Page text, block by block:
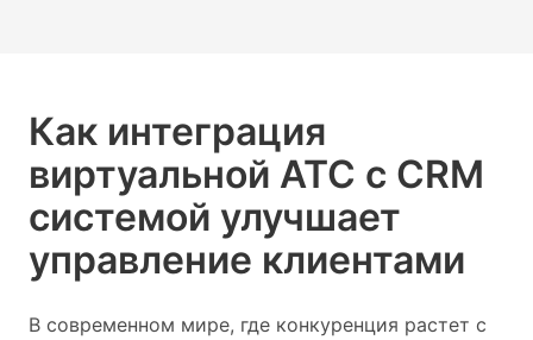
Как интеграция
виртуальной АТС с CRM
системой улучшает
управление клиентами
В современном мире, где конкуренция растет с